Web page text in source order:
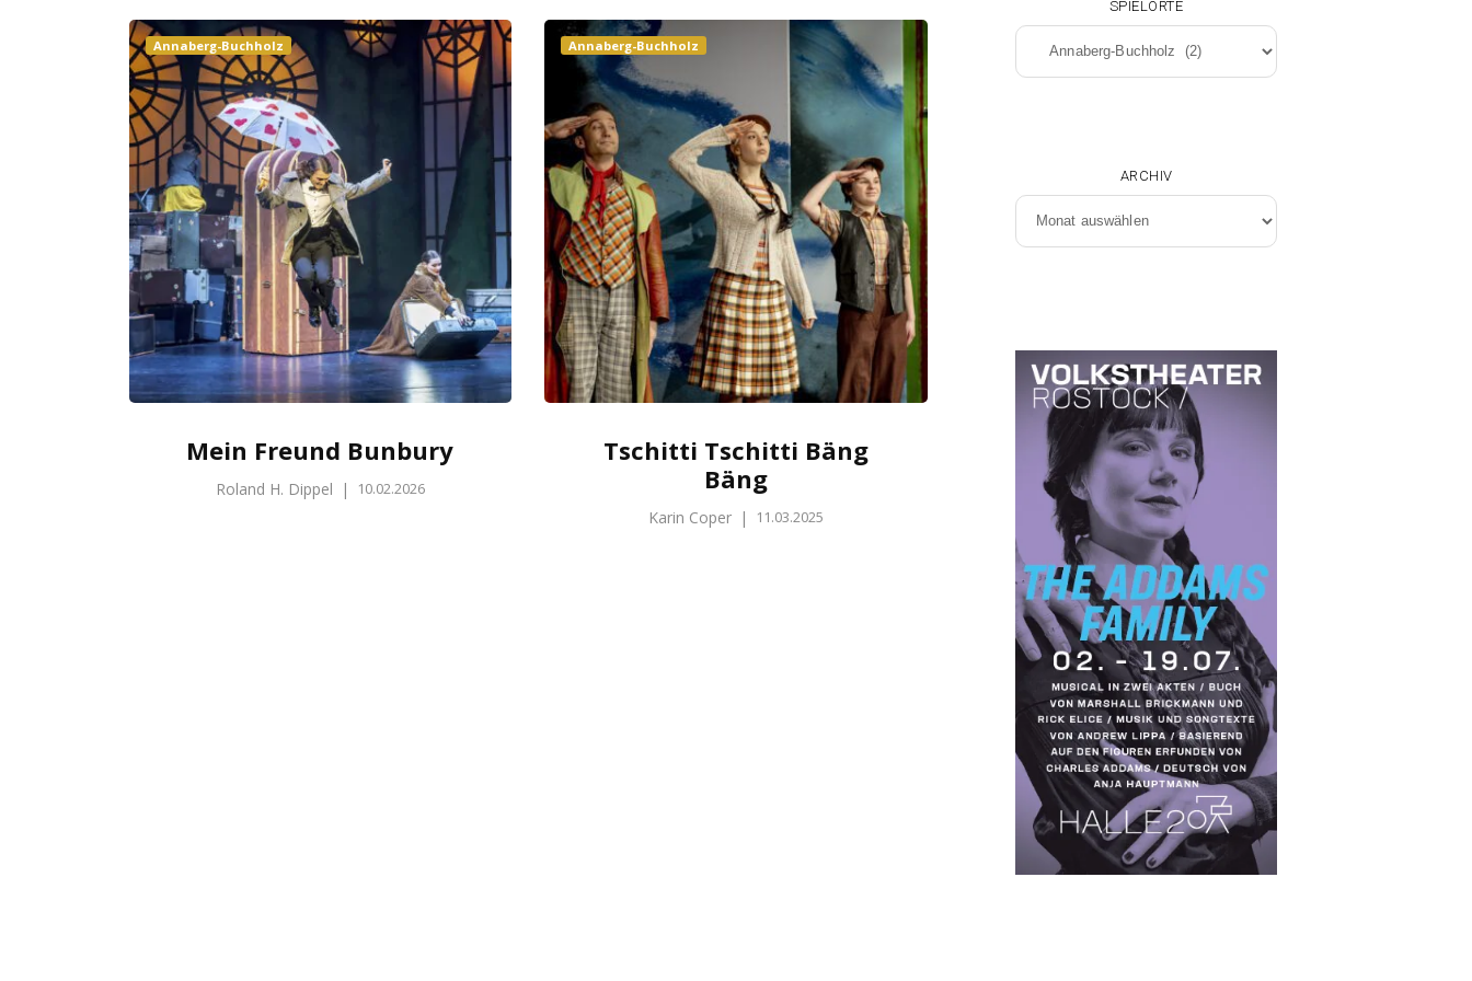
Annaberg-Buchholz
Mein Freund Bunbury
Roland H. Dippel | 10.02.2026
Annaberg-Buchholz
Tschitti Tschitti Bäng
Bäng
Karin Coper | 11.03.2025
SPIELORTE
Spielorte
ARCHIV
Archiv